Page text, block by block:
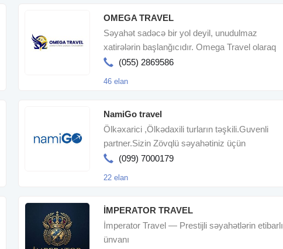
OMEGA TRAVEL
Səyahət sadəcə bir yol deyil, unudulmaz
xatirələrin başlanğıcıdır. Omega Travel olaraq
hər detalı sizi
(055) 2869586
46 elan
NamiGo travel
Ölkəxarici ,Ölkədaxili turların təşkili.Guvenli
partner.Sizin Zövqlü səyahətiniz üçün
xidmətinizdəyi
(099) 7000179
22 elan
İMPERATOR TRAVEL
İmperator Travel — Prestijli səyahətlərin etibarlı
ünvanı